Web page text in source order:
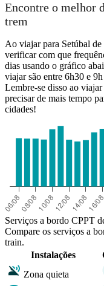
Encontre o melhor
trem
Ao viajar para Setúbal
verificar com que
dias usando o gráfico
viajar são entre 6h30 e
Lembre-se disso ao
precisar de mais tempo
cidades!
Serviços a bordo CPPT
Compare os serviços a
train.
Instalações
Zona quieta